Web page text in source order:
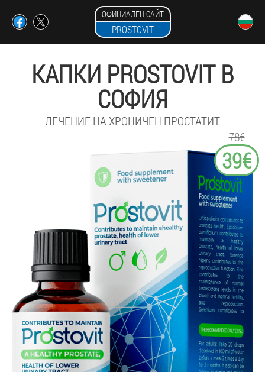
ОФИЦИАЛЕН САЙТ
PROSTOVIT
КАПКИ PROSTOVIT В
СОФИЯ
ЛЕЧЕНИЕ НА ХРОНИЧЕН ПРОСТАТИТ
78€
39€